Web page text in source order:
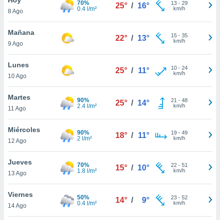
en
más
nuestra
de
cookies
aceptar
8 Ago
70%
0.4 l/m²
25° / 16° 13- 29
km/h
Mañana
9 Ago
22° / 13° 15- 35
km/h
Lunes
10 Ago
25° / 11° 10- 24
km/h
Martes
11 Ago
90%
2.4 l/m²
25° / 14° 21 - 48
km/h
Miércoles
12 Ago
90%
2 l/m²
18° / 11° 19- 49
km/h
Jueves
13 Ago
70%
1.8 l/m²
15° / 10° 22- 51
km/h
Viernes
14 Ago
50%
0.4 l/m²
14° / 9° 23- 52
km/h